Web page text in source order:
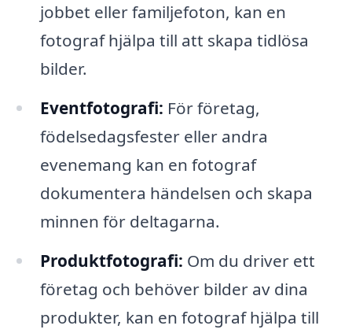
jobbet eller familjefoton, kan en
fotograf hjälpa till att skapa tidlösa
bilder.
Eventfotografi: För företag,
födelsedagsfester eller andra
evenemang kan en fotograf
dokumentera händelsen och skapa
minnen för deltagarna.
Produktfotografi: Om du driver ett
företag och behöver bilder av dina
produkter, kan en fotograf hjälpa till